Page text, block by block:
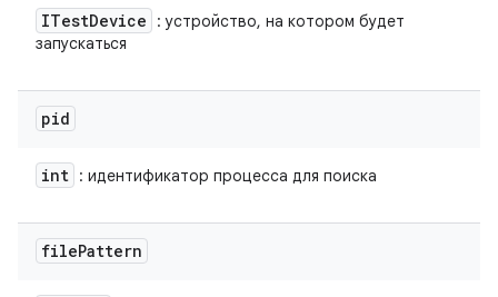
ITestDevice
: устройство, на котором будет
запускаться
pid
int : идентификатор процесса для поиска
filePattern